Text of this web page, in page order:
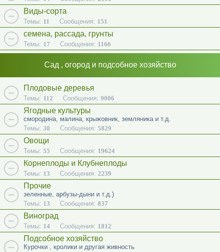
Виды-сорта
Темы: 11 Сообщения: 151
семена, рассада, грунты
Темы: 17 Сообщения: 1166
Сад , огород и подсобное хозяйство
Плодовые деревья
Темы: 112 Сообщения: 9006
Ягодные культуры
смородина, малина, крыжовник, земляника и т.д.
Темы: 38 Сообщения: 5829
Овощи
Темы: 55 Сообщения: 19624
Корнеплоды и Клубнеплоды
Темы: 13 Сообщения: 2239
Прочие
зеленные, арбузы-дыни и т.д.)
Темы: 13 Сообщения: 837
Виноград
Темы: 14 Сообщения: 1812
Подсобное хозяйство
Курочки , кролики и другая живность